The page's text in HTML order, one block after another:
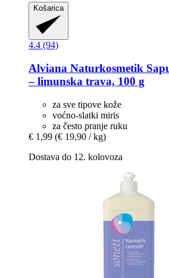
Košarica
4.4 (94)
Alviana Naturkosmetik
– limunska trava, 100 g
za sve tipove kože
voćno-slatki miris
za često pranje ruku
€ 1,99 (€ 19,90 / kg)
Dostava do 12. kolovoza